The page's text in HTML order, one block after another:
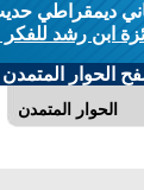
ديمقراطي حديث
ابن رشد للفكر
الحوار المتمدن
الحوار المتمدن